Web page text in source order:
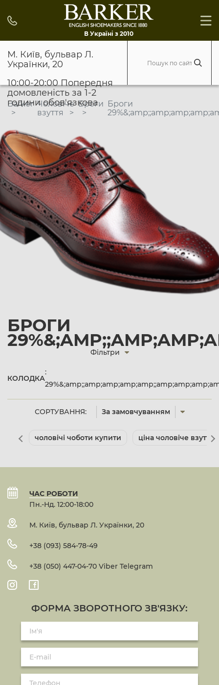
В Україні з 2010
М. Київ, бульвар Л.
Українки, 20
10:00-20:00 Попередня
домовленість за 1-2
години обов'язкова
Barker Чоловіче
взуття
Броги Броги
БРОГИ
СОРТУВАННЯ: За замовчуванням
Фільтри
КОЛОДКА
:
чоловічі чоботи купити ціна чоловіче взуття
ЧАС РОБОТИ
Пн.-Нд. 12:00-18:00
М. Київ, бульвар Л. Українки, 20
+38 (093) 584-78-49
+38 (050) 447-04-70 Viber Telegram
ФОРМА ЗВОРОТНОГО ЗВ'ЯЗКУ: